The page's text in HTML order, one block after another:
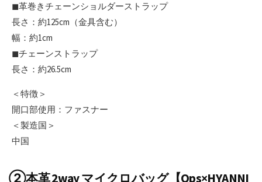
◼︎革巻きチェーンショルダーストラップ
長さ：約125cm（金具含む）
幅：約1cm
◼︎チェーンストラップ
長さ：約26.5cm
＜特徴＞
開口部使用：ファスナー
＜製造国＞
中国
②本革 2way マイクロバッグ【Ops×HYANNI